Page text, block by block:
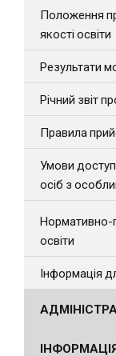
Положення
якості освіти
Результати
Річний звіт
Правила
Умови
осіб з
Нормативно-
освіти
Інформація